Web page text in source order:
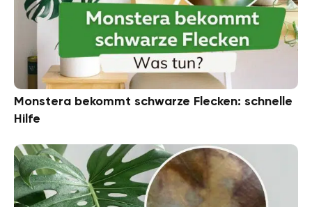
Monstera bekommt schwarze Flecken: schnelle
Hilfe